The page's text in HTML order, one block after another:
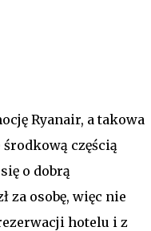
Ryanair, a takowa
środkową częścią
o dobrą
za osobę, więc nie
hotelu i z